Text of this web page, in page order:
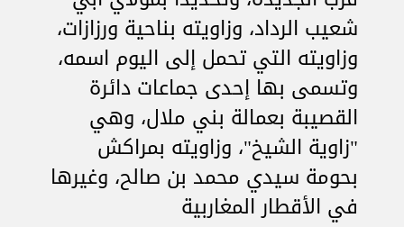
شعيب الرداد، وزاويته بناحية ورزازات،
وزاويته التي تحمل إلى اليوم اسمه،
وتسمى بها إحدى جماعات دائرة
القصيبة بعمالة بني ملال، وهي
"زاوية الشيخ"، وزاويته بمراكش
بحومة سيدي محمد بن صالح، وغيرها
في الأقطار المغاربية